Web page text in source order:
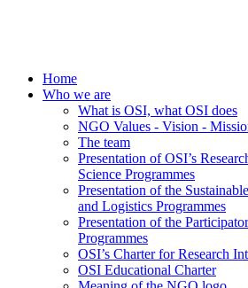
Home
Who we are
What is OSI, what OSI does
NGO Values - Vision -
The team
Presentation of OSI’s
Science Programmes
Presentation of the
and Logistics Programmes
Presentation of the
Programmes
OSI’s Charter for Research
OSI Educational Charter